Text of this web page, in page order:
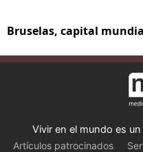
Bruselas, capital
Vivir en el mundo es
Artículos patrocinados